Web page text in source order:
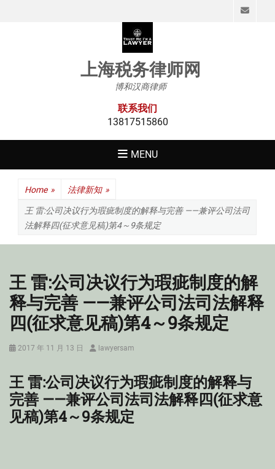
上海税务律师网
博和汉商律师
联系我们
13817515860
MENU
Home » 法律新知 »
王 雷:公司决议行为瑕疵制度的解释与完善 ——兼评公司法司
法解释四(征求意见稿)第4～9条规定
王 雷:公司决议行为瑕疵制度的解
释与完善 ——兼评公司法司法解释
四(征求意见稿)第4～9条规定
Posted
2017 年 11 月 13 日 Authorlawyersam
王 雷:公司决议行为瑕疵制度的解释与
完善 ——兼评公司法司法解释四(征求意
见稿)第4～9条规定